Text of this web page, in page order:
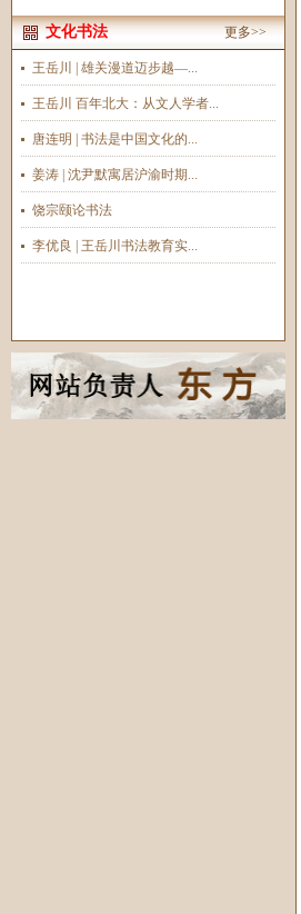
文化书法 更多>>
王岳川 | 雄关漫道迈步越—...
王岳川 百年北大：从文人学者...
唐连明 | 书法是中国文化的...
姜涛 | 沈尹默寓居沪渝时期...
饶宗颐论书法
李优良 | 王岳川书法教育实...